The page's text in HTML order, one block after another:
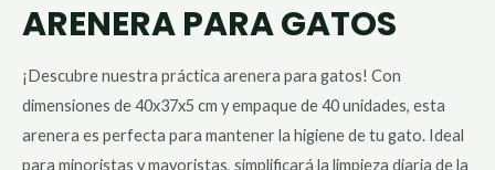
ARENERA PARA GATOS
¡Descubre nuestra práctica arenera para gatos! Con
dimensiones de 40x37x5 cm y empaque de 40 unidades, esta
arenera es perfecta para mantener la higiene de tu gato. Ideal
para minoristas y mayoristas, simplificará la limpieza diaria de la